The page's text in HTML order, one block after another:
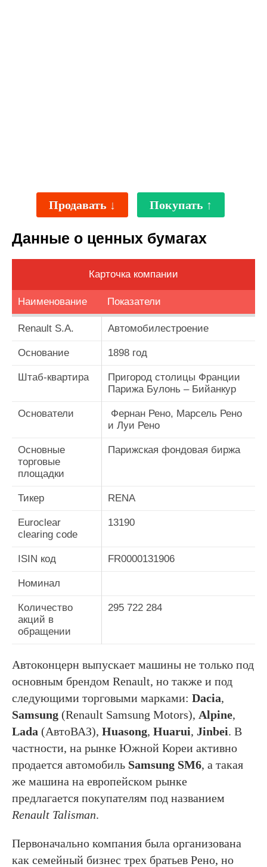
Продавать ↓ Покупать ↑
Данные о ценных бумагах
Карточка компании
Наименование Показатели
Renault S.A. Автомобилестроение
Основание 1898 год
Штаб-квартира
Пригород столицы Франции
Парижа Булонь – Бийанкур
Основатели
Фернан Рено, Марсель Рено
и Луи Рено
Основные
торговые
площадки
Парижская фондовая биржа
Тикер RENA
Euroclear
clearing code
13190
ISIN код FR0000131906
Номинал
Количество
акций в
обращении
295 722 284
Автоконцерн выпускает машины не только под
основным брендом Renault, но также и под
следующими торговыми марками: Dacia,
Samsung (Renault Samsung Motors), Alpine,
Lada (АвтоВАЗ), Huasong, Huarui, Jinbei. В
частности, на рынке Южной Кореи активно
продается автомобиль Samsung SM6, а такая
же машина на европейском рынке
предлагается покупателям под названием
Renault Talisman.
Первоначально компания была организована
как семейный бизнес трех братьев Рено, но